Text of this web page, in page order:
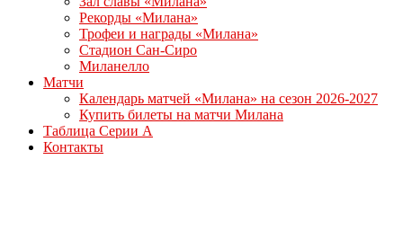
Рекорды «Милана»
Трофеи и награды «Милана»
Стадион Сан-Сиро
Миланелло
Матчи
Календарь матчей «Милана» на сезон 2026-2027
Купить билеты на матчи Милана
Таблица Серии А
Контакты